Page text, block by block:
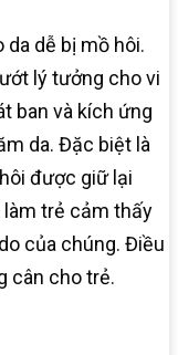
dễ bị mồ hôi.
lý tưởng cho vi
ban và kích ứng
da. Đặc biệt là
được giữ lại
làm trẻ cảm thấy
của chúng. Điều
cân cho trẻ.